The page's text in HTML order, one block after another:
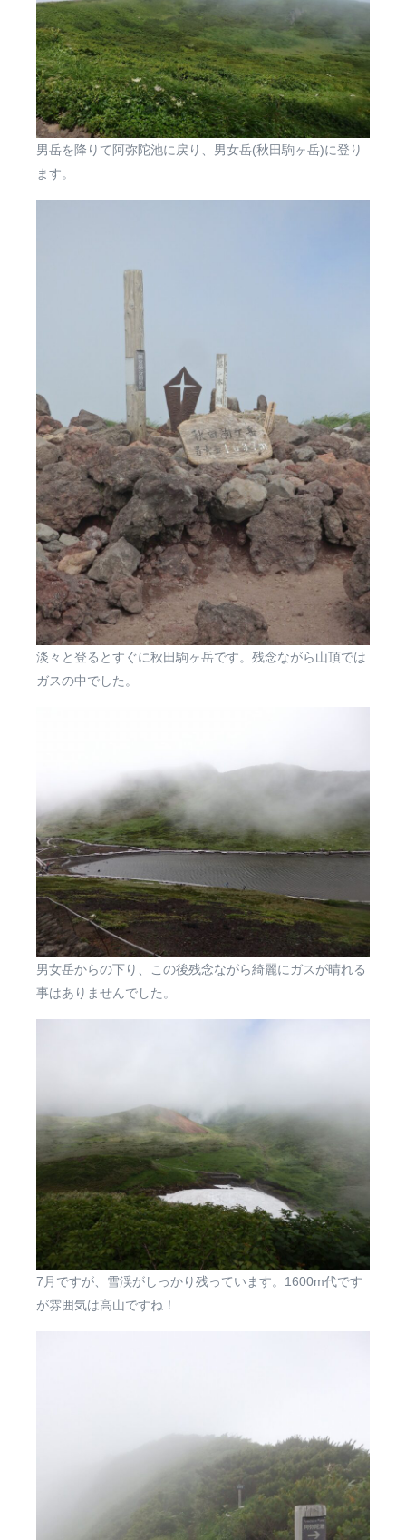
男岳を降りて阿弥陀池に戻り、男女岳(秋田駒ヶ岳)に登り
ます。
淡々と登るとすぐに秋田駒ヶ岳です。残念ながら山頂では
ガスの中でした。
男女岳からの下り、この後残念ながら綺麗にガスが晴れる
事はありませんでした。
7月ですが、雪渓がしっかり残っています。1600m代です
が雰囲気は高山ですね！